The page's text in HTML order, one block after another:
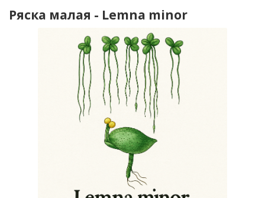
Ряска малая - Lemna minor